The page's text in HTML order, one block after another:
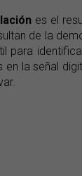
es el
de la
para
en la señal